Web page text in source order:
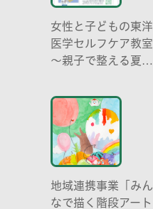
女性と子どもの東洋
医学セルフケア教室
～親子で整える夏休
らだ～
地域連携事業「みん
なで描く階段アート